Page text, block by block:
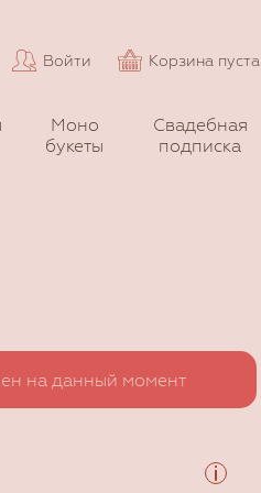
Войти Корзина пуста
Моно
букеты
Свадебная
подписка
на данный момент